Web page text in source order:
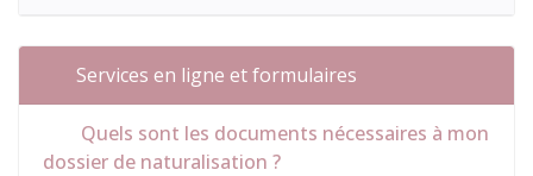
Services en ligne et formulaires
Quels sont les documents nécessaires à mon
dossier de naturalisation ?